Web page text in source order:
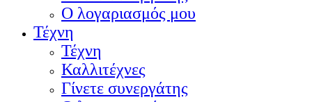
Ο λογαριασμός μου
Τέχνη
Τέχνη
Καλλιτέχνες
Γίνετε συνεργάτης